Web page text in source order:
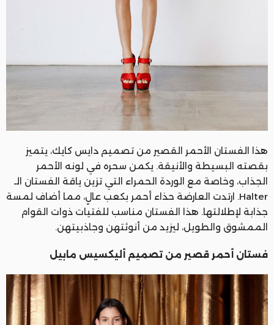
هذا الفستان الأحمر القصير من تصميم دايس كايك، يتميز
بقصته البسيطة والأنيقة. يكمن سحره في لونه الأحمر
الجذاب، وخاصة مع الوردة الحمراء التي تزين ياقة الفستان الـ
Halter. ارتدت العارضة حذاء أحمر بكعب عالٍ، مما أضاف لمسة
جذابة لإطلالتها. هذا الفستان مناسب للفتيات ذوات القوام
الممشوق والطويل، ليزيد من أنوثتهن وجاذبيتهن.
فستان أحمر قصير من تصميم أليكسيس مابيل